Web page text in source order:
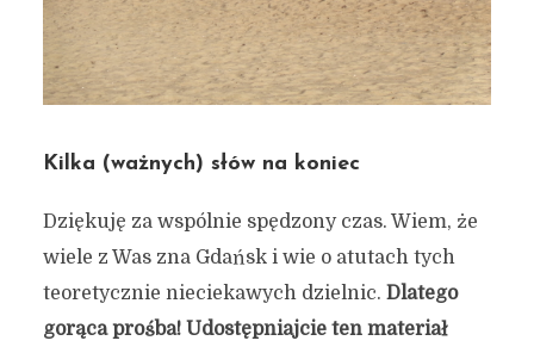
Kilka (ważnych) słów na koniec
Dziękuję za wspólnie spędzony czas. Wiem, że
wiele z Was zna Gdańsk i wie o atutach tych
teoretycznie nieciekawych dzielnic. Dlatego
gorąca prośba! Udostępniajcie ten materiał